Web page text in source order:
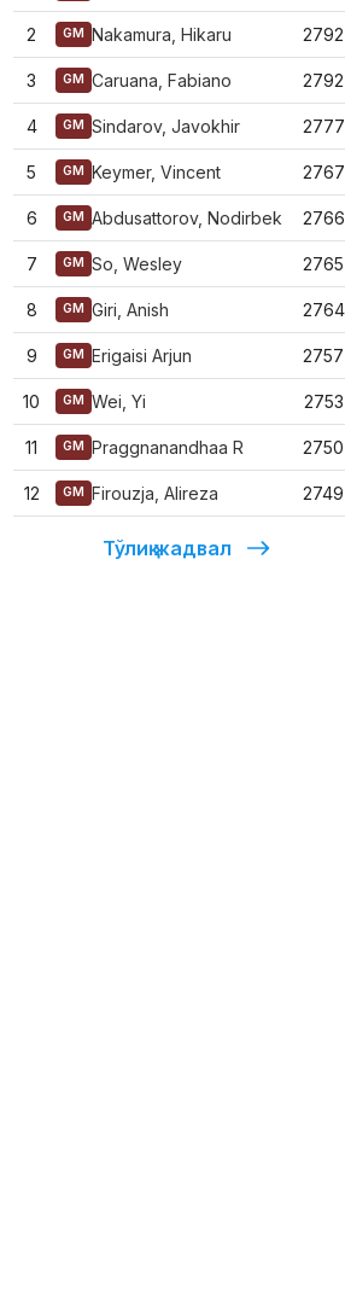
2 GM Nakamura, Hikaru 2792
3 GM Caruana, Fabiano 2792
4 GM Sindarov, Javokhir 2777
5 GM Keymer, Vincent 2767
6 GM Abdusattorov, Nodirbek 2766
7 GM So, Wesley 2765
8 GM Giri, Anish 2764
9 GM Erigaisi Arjun 2757
10 GM Wei, Yi 2753
11 GM Praggnanandhaa R 2750
12 GM Firouzja, Alireza 2749
Тўлиқ жадвал